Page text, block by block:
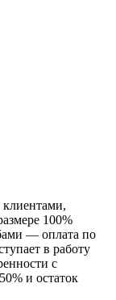
100%
— оплата по
в работу
с
и остаток